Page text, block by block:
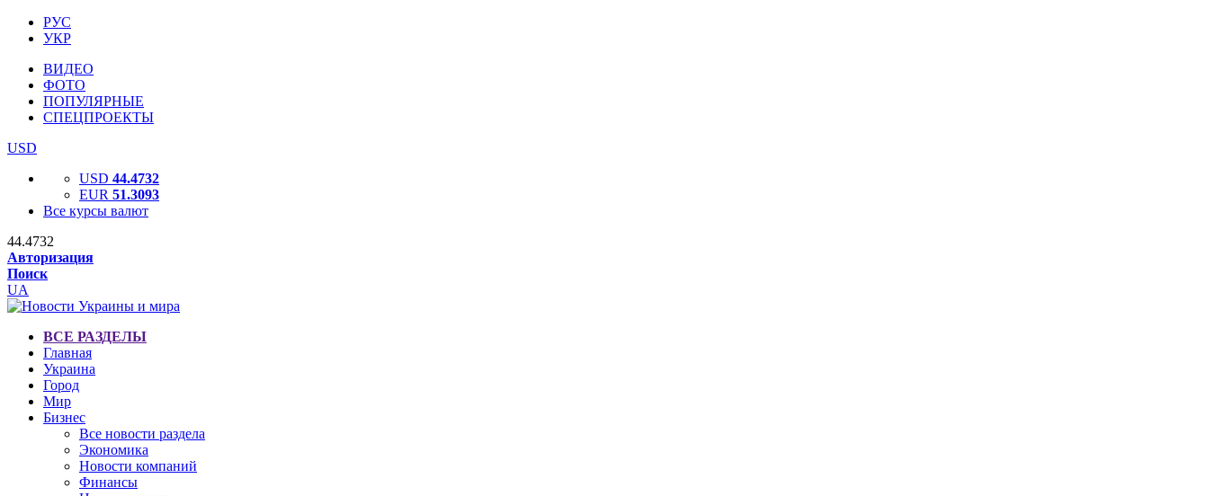
РУС
УКР
ВИДЕО
ФОТО
ПОПУЛЯРНЫЕ
СПЕЦПРОЕКТЫ
USD
USD 44.4732
EUR 51.3093
Все курсы валют
44.4732
Авторизация
Поиск
UA
ВСЕ РАЗДЕЛЫ
Главная
Украина
Город
Мир
Бизнес
Все новости раздела
Экономика
Новости компаний
Финансы